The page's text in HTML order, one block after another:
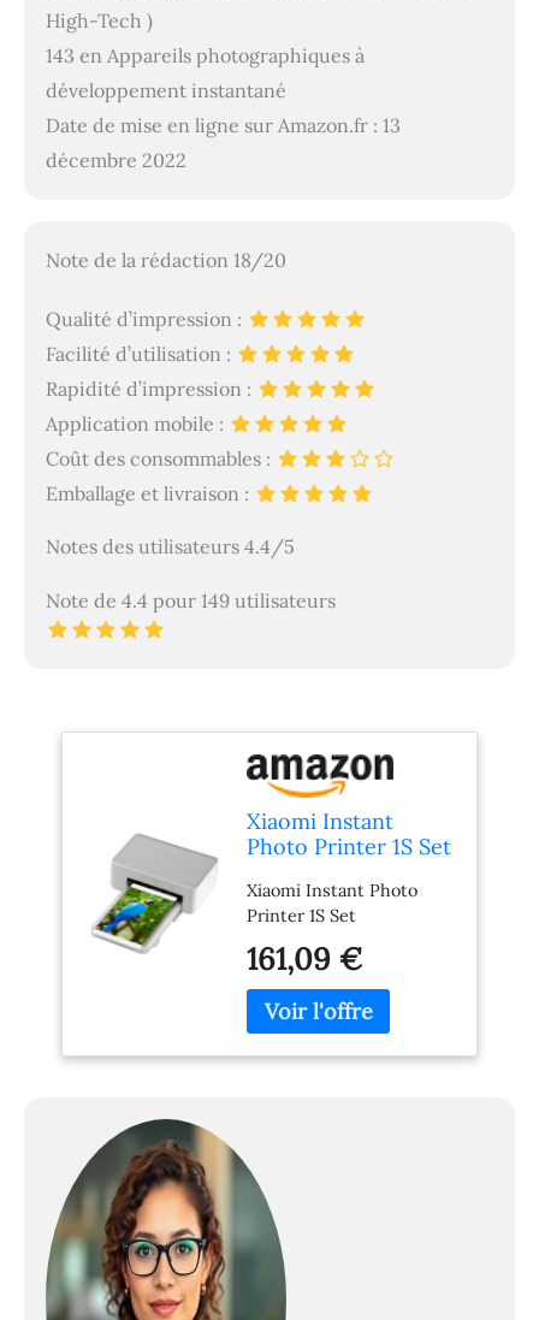
High-Tech )
143 en Appareils photographiques à
développement instantané
Date de mise en ligne sur Amazon.fr : 13
décembre 2022
Note de la rédaction 18/20
Qualité d’impression :
Facilité d’utilisation :
Rapidité d’impression :
Application mobile :
Coût des consommables :
Emballage et livraison :
Notes des utilisateurs 4.4/5
Note de 4.4 pour 149 utilisateurs
Xiaomi Instant
Photo Printer 1S Set
Xiaomi Instant Photo
Printer 1S Set
161,09 €